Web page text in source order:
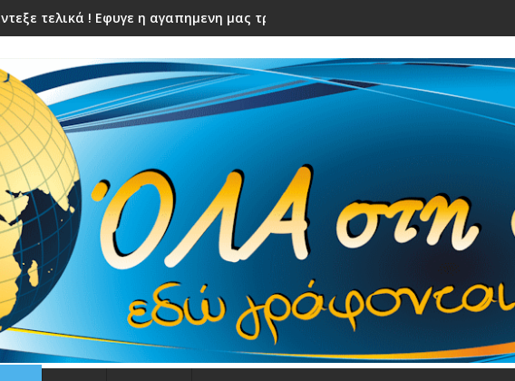
τελικά ! Εφυγε η αγαπημενη μας τραγουδιστρια! Καλο ταξιδι αγαπημενη